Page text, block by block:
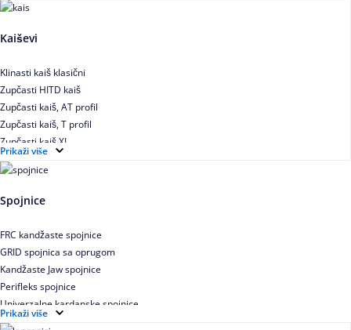
Kaiševi
Klinasti kaiš klasični
Zupčasti HITD kaiš
Zupčasti kaiš, AT profil
Zupčasti kaiš, T profil
Zupčasti kaiš XL
Zupčasti STD kaiš
Uskoprofilno klinasto remenje
Uskoprofilno klinasto remenje spojeno
Uskoprofilno klinasto remenje XP extra power
Višekanalno remenje PJ,PK
Prikaži više
Spojnice
FRC kandžaste spojnice
GRID spojnica sa oprugom
Kandžaste Jaw spojnice
Perifleks spojnice
Univerzalne kardanske spojnice
Zupčaste spojnice
Prikaži više